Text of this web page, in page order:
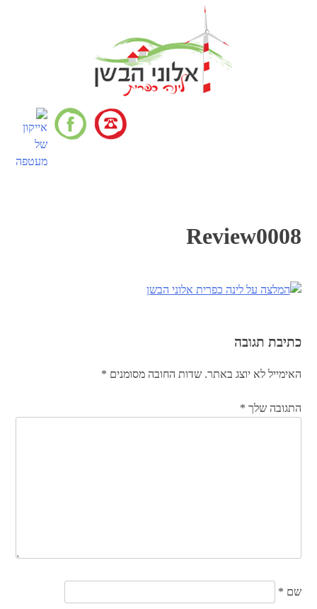
Review0008
כתיבת תגובה
האימייל לא יוצג באתר. שדות החובה מסומנים *
התגובה שלך *
שם *